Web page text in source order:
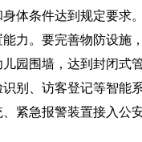
体条件达到规定要求
力。要完善物防设施
园围墙，达到封闭式
别、访客登记等智能
紧急报警装置接入公